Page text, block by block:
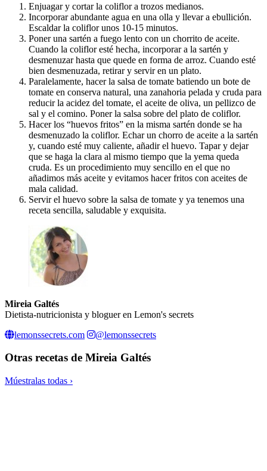
Enjuagar y cortar la coliflor a trozos medianos.
Incorporar abundante agua en una olla y llevar a ebullición.
Escaldar la coliflor unos 10-15 minutos.
Poner una sartén a fuego lento con un chorrito de aceite.
Cuando la coliflor esté hecha, incorporar a la sartén y
desmenuzar hasta que quede en forma de arroz. Cuando esté
bien desmenuzada, retirar y servir en un plato.
Paralelamente, hacer la salsa de tomate batiendo un bote de
tomate en conserva natural, una zanahoria pelada y cruda para
reducir la acidez del tomate, el aceite de oliva, un pellizco de
sal y el comino. Poner la salsa sobre del plato de coliflor.
Hacer los “huevos fritos” en la misma sartén donde se ha
desmenuzado la coliflor. Echar un chorro de aceite a la sartén
y, cuando esté muy caliente, añadir el huevo. Tapar y dejar
que se haga la clara al mismo tiempo que la yema queda
cruda. Es un procedimiento muy sencillo en el que no
añadimos más aceite y evitamos hacer fritos con aceites de
mala calidad.
Servir el huevo sobre la salsa de tomate y ya tenemos una
receta sencilla, saludable y exquisita.
Mireia Galtés
Dietista-nutricionista y bloguer en Lemon's secrets
lemonssecrets.com
@lemonssecrets
Otras recetas de Mireia Galtés
Múestralas todas ›